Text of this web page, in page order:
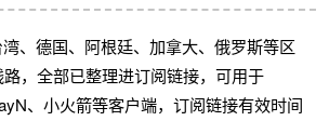
、德国、阿根廷、加拿大、俄罗斯等区
，全部已整理进订阅链接，可用于
、小火箭等客户端，订阅链接有效时间